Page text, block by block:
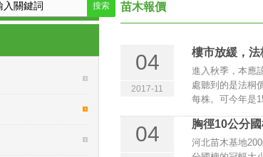
苗木報價
04
2017-11
樓市放緩，法
進入秋季，本應
處聽到的是法桐
每株。可今年是
04 胸徑10公分
河北苗木基地